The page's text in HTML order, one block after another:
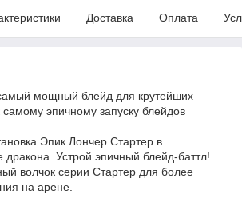
Доставка Оплата
мощный блейд для крутейших
самому эпичному запуску блейдов
Эпик Лончер Стартер в
Устрой эпичный блейд-баттл!
волчок серии Стартер для более
на арене.